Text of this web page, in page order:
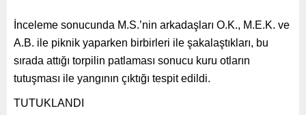
İnceleme sonucunda M.S.’nin arkadaşları O.K., M.E.K. ve
A.B. ile piknik yaparken birbirleri ile şakalaştıkları, bu
sırada attığı torpilin patlaması sonucu kuru otların
tutuşması ile yangının çıktığı tespit edildi.
TUTUKLANDI